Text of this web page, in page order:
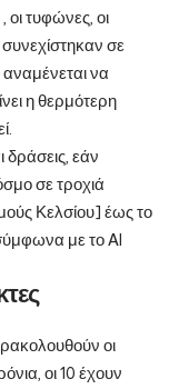
οι τυφώνες, οι
σε
να
η θερμότερη
δράσεις, εάν
σε τροχιά
Κελσίου] έως το
με το Al
οι
οι 10 έχουν